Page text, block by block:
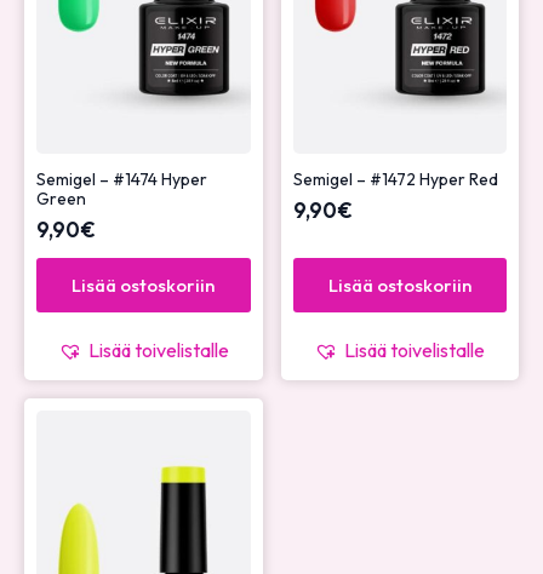
Semigel – #1474 Hyper
Green
9,90€
Lisää ostoskoriin
Lisää toivelistalle
Semigel – #1472 Hyper Red
9,90€
Lisää ostoskoriin
Lisää toivelistalle